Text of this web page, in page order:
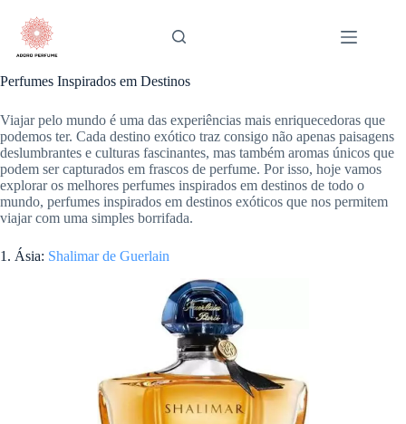
para
conteúdo
Perfumes Inspirados em Destinos
Viajar pelo mundo é uma das experiências mais enriquecedoras que
podemos ter. Cada destino exótico traz consigo não apenas paisagens
deslumbrantes e culturas fascinantes, mas também aromas únicos que
podem ser capturados em frascos de perfume. Por isso, hoje vamos
explorar os melhores perfumes inspirados em destinos de todo o
mundo, perfumes inspirados em destinos exóticos que nos permitem
viajar com uma simples borrifada.
1. Ásia: Shalimar de Guerlain